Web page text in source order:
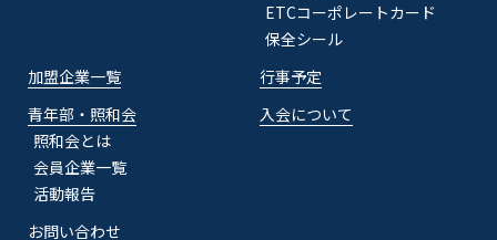
ETCコーポレートカード
保全シール
加盟企業一覧
行事予定
青年部・照和会
照和会とは
会員企業一覧
活動報告
入会について
お問い合わせ